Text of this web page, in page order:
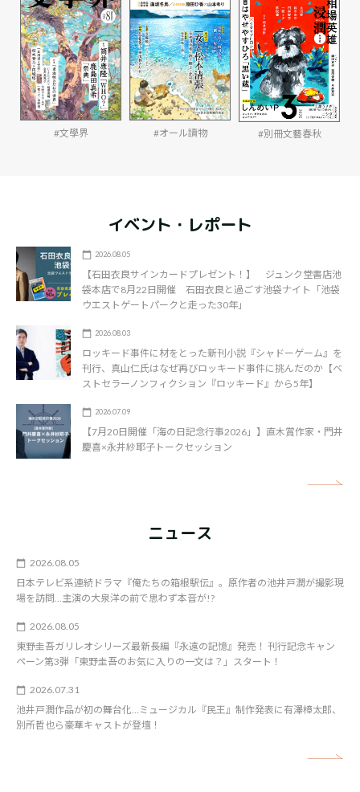
#文學界 #オール讀物 #別冊文藝春秋
イベント・レポート
2026.08.05
【石田衣良サインカードプレゼント！】 ジュンク堂書店池
袋本店で8月22日開催 石田衣良と過ごす池袋ナイト「池袋
ウエストゲートパークと走った30年」
2026.08.03
ロッキード事件に材をとった新刊小説『シャドーゲーム』を
刊行、真山仁氏はなぜ再びロッキード事件に挑んだのか【ベ
ストセラーノンフィクション『ロッキード』から5年】
2026.07.09
【7月20日開催「海の日記念行事2026」】直木賞作家・門井
慶喜×永井紗耶子トークセッション
ニュース
2026.08.05
日本テレビ系連続ドラマ『俺たちの箱根駅伝』。原作者の池井戸潤が撮影現
場を訪問…主演の大泉洋の前で思わず本音が!?
2026.08.05
東野圭吾ガリレオシリーズ最新長編『永遠の記憶』発売！ 刊行記念キャン
ペーン第3弾「東野圭吾のお気に入りの一文は？」スタート！
2026.07.31
池井戸潤作品が初の舞台化…ミュージカル『民王』制作発表に有澤樟太郎、
別所哲也ら豪華キャストが登壇！